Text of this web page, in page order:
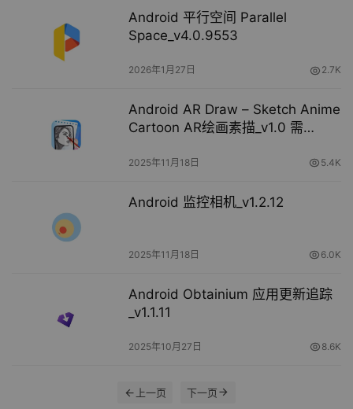
Android 平行空间 Parallel
Space_v4.0.9553
2026年1月27日 2.7K
Android AR Draw – Sketch Anime
Cartoon AR绘画素描_v1.0 需
2025年11月18日 5.4K
Android 监控相机_v1.2.12
2025年11月18日 6.0K
Android Obtainium 应用更新追踪
_v1.1.11
2025年10月27日 8.6K
上一页 下一页